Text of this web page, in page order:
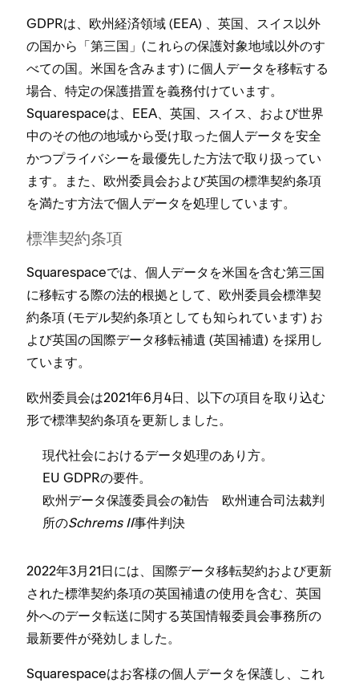
GDPRは⁠、欧州経済領域 (⁠EEA⁠) ⁠、英国⁠、スイス以外
の国から「⁠第三国⁠」(⁠これらの保護対象地域以外のす
べての国⁠。米国を含みます⁠) に個人デ⁠ータを移転する
場合⁠、特定の保護措置を義務付けています⁠。
Squarespaceは⁠、EEA⁠、英国⁠、スイス⁠、および世界
中のその他の地域から受け取⁠った個人デ⁠ータを安全
かつプライバシ⁠ーを最優先した方法で取り扱⁠ってい
ます⁠。また⁠、欧州委員会および英国の標準契約条項
を満たす方法で個人デ⁠ータを処理しています⁠。
標準契約条項
Squarespaceでは⁠、個人デ⁠ータを米国を含む第三国
に移転する際の法的根拠として⁠、欧州委員会標準契
約条項 (⁠モデル契約条項としても知られています⁠) お
よび英国の国際デ⁠ータ移転補遺 (⁠英国補遺⁠) を採用し
ています⁠。
欧州委員会は2021年6月4日⁠、以下の項目を取り込む
形で標準契約条項を更新しました⁠。
現代社会におけるデ⁠ータ処理のあり方⁠。
EU GDPRの要件⁠。
欧州デ⁠ータ保護委員会の勧告 欧州連合司法裁判
所のSchrems II事件判決
2022年3月21日には⁠、国際デ⁠ータ移転契約および更新
された標準契約条項の英国補遺の使用を含む⁠、英国
外へのデ⁠ータ転送に関する英国情報委員会事務所の
最新要件が発効しました⁠。
Squarespaceはお客様の個人デ⁠ータを保護し⁠、これ